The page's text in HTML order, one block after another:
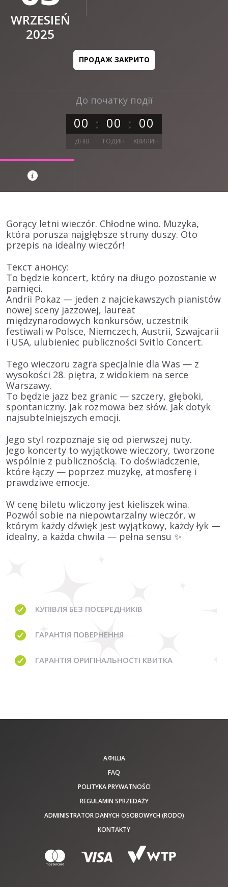
До початку події
00 00 00
ДНІВ ГОДИН ХВИЛИН
WRZESIEŃ
2025
ПРОДАЖ ЗАКРИТО
Gorący letni wieczór. Chłodne wino. Muzyka,
która porusza najgłębsze struny duszy. Oto
przepis na idealny wieczór!
Текст анонсу:
To będzie koncert, który na długo pozostanie w
pamięci.
Andrii Pokaz — jeden z najciekawszych pianistów
nowej sceny jazzowej, laureat
międzynarodowych konkursów, uczestnik
festiwali w Polsce, Niemczech, Austrii, Szwajcarii
i USA, ulubieniec publiczności Svitlo Concert.
Tego wieczoru zagra specjalnie dla Was — z
wysokości 28. piętra, z widokiem na serce
Warszawy.
To będzie jazz bez granic — szczery, głęboki,
spontaniczny. Jak rozmowa bez słów. Jak dotyk
najsubtelniejszych emocji.
Jego styl rozpoznaje się od pierwszej nuty.
Jego koncerty to wyjątkowe wieczory, tworzone
wspólnie z publicznością. To doświadczenie,
które łączy — poprzez muzykę, atmosferę i
prawdziwe emocje.
W cenę biletu wliczony jest kieliszek wina.
Pozwól sobie na niepowtarzalny wieczór, w
którym każdy dźwięk jest wyjątkowy, każdy łyk —
idealny, a każda chwila — pełna sensu ✨
КУПІВЛЯ БЕЗ ПОСЕРЕДНИКІВ
ГАРАНТІЯ ПОВЕРНЕННЯ
ГАРАНТІЯ ОРИГІНАЛЬНОСТІ КВИТКА
АФІША
FAQ
POLITYKA PRYWATNOŚCI
REGULAMIN SPRZEDAŻY
ADMINISTRATOR DANYCH OSOBOWYCH (RODO)
KONTAKTY